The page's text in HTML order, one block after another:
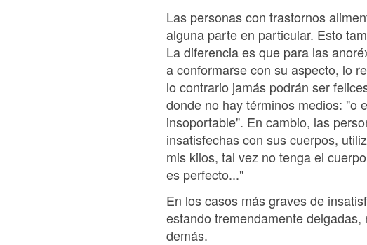
Las personas con trastornos
alguna parte en particular. Esto
La diferencia es que para las
a conformarse con su aspecto, lo
lo contrario jamás podrán ser
donde no hay términos medios: "o
insoportable". En cambio, las
insatisfechas con sus cuerpos,
mis kilos, tal vez no tenga el
es perfecto..."
En los casos más graves de
estando tremendamente
demás.